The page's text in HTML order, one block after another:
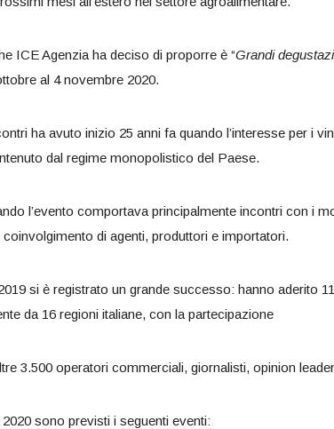
ICE Agenzia ha deciso di proporre è “Grandi
al 4 novembre 2020.
ha avuto inizio 25 anni fa quando l’interesse per i
dal regime monopolistico del Paese.
l’evento comportava principalmente incontri con i
di agenti, produttori e importatori.
si è registrato un grande successo: hanno aderito
da 16 regioni italiane, con la partecipazione
3.500 operatori commerciali, giornalisti, opinion
2020 sono previsti i seguenti eventi: